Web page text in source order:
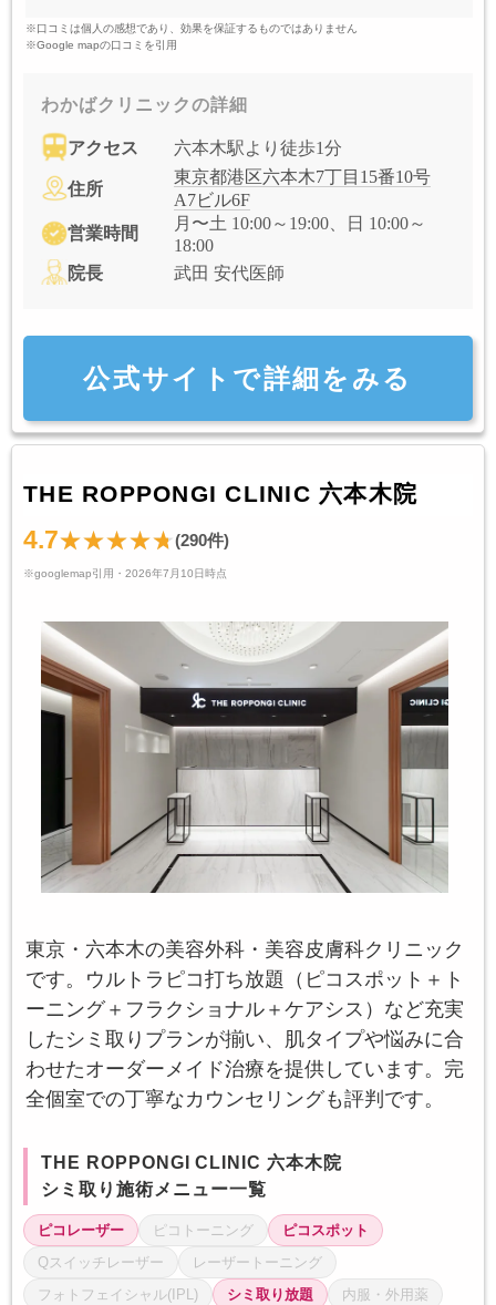
※口コミは個人の感想であり、効果を保証するものではありません
※Google mapの口コミを引用
わかばクリニックの詳細
アクセス 六本木駅より徒歩1分
住所
東京都港区六本木7丁目15番10号
A7ビル6F
営業時間
月〜土 10:00～19:00、日 10:00～
18:00
院長
武田 安代医師
公式サイトで詳細をみる
THE ROPPONGI CLINIC 六本木院
4.7 (290件)
※googlemap引用・2026年7月10日時点
東京・六本木の美容外科・美容皮膚科クリニック
です。ウルトラピコ打ち放題（ピコスポット＋ト
ーニング＋フラクショナル＋ケアシス）など充実
したシミ取りプランが揃い、肌タイプや悩みに合
わせたオーダーメイド治療を提供しています。完
全個室での丁寧なカウンセリングも評判です。
THE ROPPONGI CLINIC 六本木院
シミ取り施術メニュー一覧
ピコレーザー ピコトーニング
ピコスポット
Qスイッチレーザー
レーザートーニング
フォトフェイシャル(IPL)
シミ取り放題 内服・外用薬